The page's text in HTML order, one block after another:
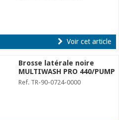
Voir cet article
Brosse latérale noire
MULTIWASH PRO 440/PUMP
Ref. TR-90-0724-0000